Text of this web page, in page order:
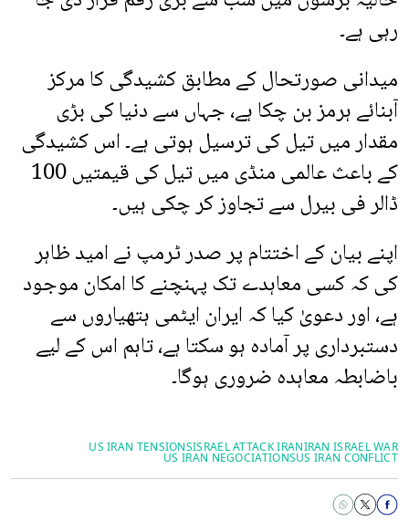
رہی ہے۔
میدانی صورتحال کے مطابق کشیدگی کا مرکز
آبنائے ہرمز بن چکا ہے، جہاں سے دنیا کی بڑی
مقدار میں تیل کی ترسیل ہوتی ہے۔ اس کشیدگی
کے باعث عالمی منڈی میں تیل کی قیمتیں 100
ڈالر فی بیرل سے تجاوز کر چکی ہیں۔
اپنے بیان کے اختتام پر صدر ٹرمپ نے امید ظاہر
کی کہ کسی معاہدے تک پہنچنے کا امکان موجود
ہے، اور دعویٰ کیا کہ ایران ایٹمی ہتھیاروں سے
دستبرداری پر آمادہ ہو سکتا ہے، تاہم اس کے لیے
باضابطہ معاہدہ ضروری ہوگا۔
IRAN ISRAEL WAR
ISRAEL ATTACK IRAN
US IRAN TENSIONS
US IRAN CONFLICT
US IRAN NEGOCIATIONS